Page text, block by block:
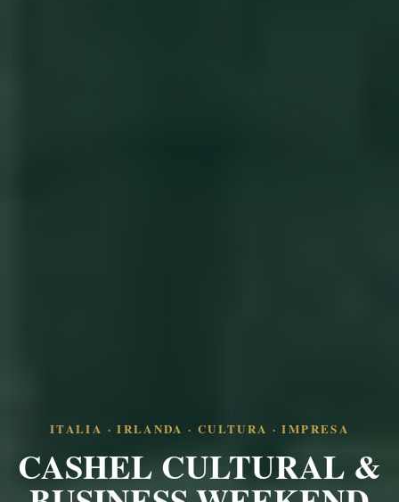
ITALIA · IRLANDA · CULTURA · IMPRESA
CASHEL CULTURAL &